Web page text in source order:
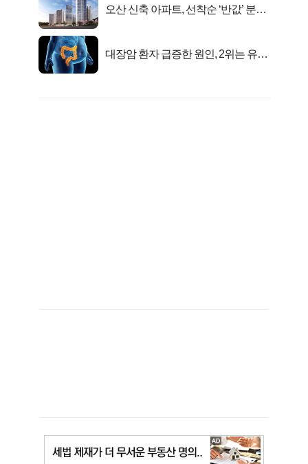
오산 신축 아파트, 선착순 ‘반값’ 분양
대장암 환자 급증한 원인, 2위는 유산